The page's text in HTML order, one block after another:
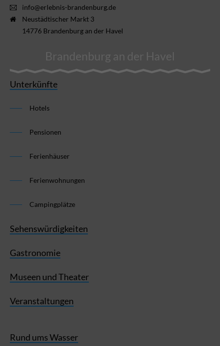
info@erlebnis-brandenburg.de
Neustädtischer Markt 3
14776 Brandenburg an der Havel
Brandenburg an der Havel
Unterkünfte
Hotels
Pensionen
Ferienhäuser
Ferienwohnungen
Campingplätze
Sehenswürdigkeiten
Gastronomie
Museen und Theater
Veranstaltungen
Rund ums Wasser